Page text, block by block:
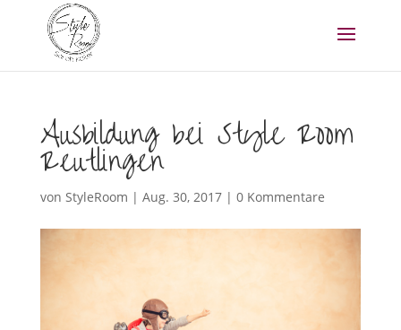
Ausbildung bei Style Room
Reutlingen
von StyleRoom | Aug. 30, 2017| 0 Kommentare